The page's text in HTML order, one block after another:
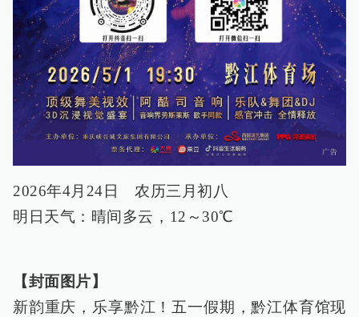
2026年4月24日 农历三月初八
明日天气：晴间多云，12～30℃
【封面图片】
新韵重庆，乐享黔江！五一假期，黔江体育馆现